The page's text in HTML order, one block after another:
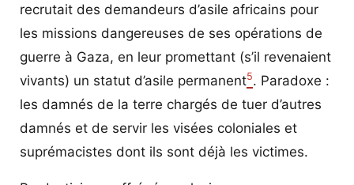
recrutait des demandeurs d’asile africains pour
les missions dangereuses de ses opérations de
guerre à Gaza, en leur promettant (s’il revenaient
vivants) un statut d’asile permanent5. Paradoxe :
les damnés de la terre chargés de tuer d’autres
damnés et de servir les visées coloniales et
suprémacistes dont ils sont déjà les victimes.